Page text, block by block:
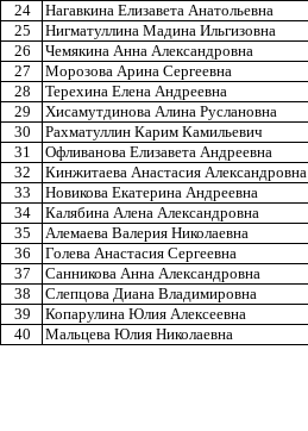
24
Нагавкина Елизавета Анатольевна
25
Нигматуллина Мадина Ильгизовна
26
Чемякина Анна Александровна
27
Морозова Арина Сергеевна
28
Терехина Елена Андреевна
29
Хисамутдинова Алина Руслановна
30
Рахматуллин Карим Камильевич
31
Офливанова Елизавета Андреевна
32
Кинжитаева Анастасия Александровна
33
Новикова Екатерина Андреевна
34
Калябина Алена Александровна
35
Алемаева Валерия Николаевна
36
Голева Анастасия Сергеевна
37
Санникова Анна Александровна
38
Слепцова Диана Владимировна
39
Копарулина Юлия Алексеевна
40
Мальцева Юлия Николаевна